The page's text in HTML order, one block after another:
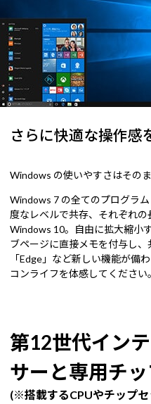
さらに快適な操作感
Windows の使いやすさはその
Windows 7 の全てのプログラ
度なレベルで共存、それぞれ
Windows 10。自由に拡大縮小
ブページに直接メモを付与し
「Edge」など新しい機能が備
コンライフを体感してください。
第12世代イン
サーと専用チ
(※搭載するCPUやチップ